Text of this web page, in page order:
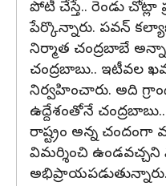
పోటీ చేస్తే.. రెండు చోట్లా
పేర్కొన్నారు. పవన్
నిర్మాత చంద్రబాబే
చంద్రబాబు.. ఇటీవల
నిర్వహించారు. అది
ఉద్దేశంతోనే
రాష్ట్రం అన్న చందంగా
విమర్శించి ఉండవచ్చని
అభిప్రాయపడుతున్నారు.